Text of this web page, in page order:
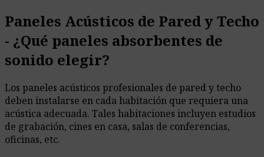
Paneles Acústicos de Pared y Techo
- ¿Qué paneles absorbentes de
sonido elegir?
Los paneles acústicos profesionales de pared y techo
deben instalarse en cada habitación que requiera una
acústica adecuada. Tales habitaciones incluyen estudios
de grabación, cines en casa, salas de conferencias,
oficinas, etc.